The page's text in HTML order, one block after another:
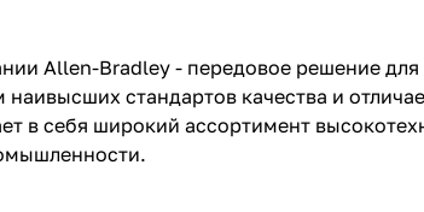
Allen-Bradley - передовое решение для
стандартов качества и
в себя широкий ассортимент